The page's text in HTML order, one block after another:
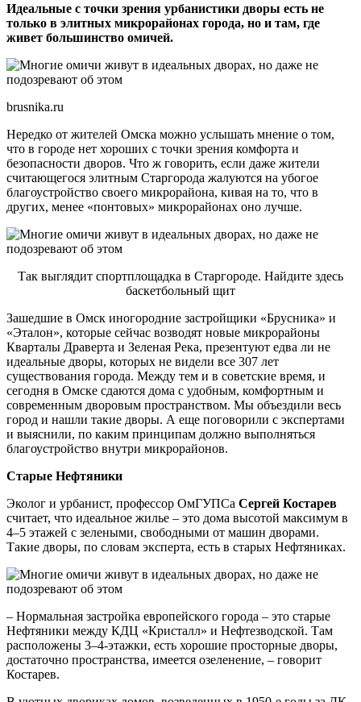
Идеальные с точки зрения урбанистики дворы есть не
только в элитных микрорайонах города, но и там, где
живет большинство омичей.
brusnika.ru
Нередко от жителей Омска можно услышать мнение о том,
что в городе нет хороших с точки зрения комфорта и
безопасности дворов. Что ж говорить, если даже жители
считающегося элитным Старгорода жалуются на убогое
благоустройство своего микрорайона, кивая на то, что в
других, менее «понтовых» микрорайонах оно лучше.
Так выглядит спортплощадка в Старгороде. Найдите здесь
баскетбольный щит
Зашедшие в Омск иногородние застройщики «Брусника» и
«Эталон», которые сейчас возводят новые микрорайоны
Кварталы Драверта и Зеленая Река, презентуют едва ли не
идеальные дворы, которых не видели все 307 лет
существования города. Между тем и в советские время, и
сегодня в Омске сдаются дома с удобным, комфортным и
современным дворовым пространством. Мы объездили весь
город и нашли такие дворы. А еще поговорили с экспертами
и выяснили, по каким принципам должно выполняться
благоустройство внутри микрорайонов.
Старые Нефтяники
Эколог и урбанист, профессор ОмГУПСа Сергей Костарев
считает, что идеальное жилье – это дома высотой максимум в
4–5 этажей с зелеными, свободными от машин дворами.
Такие дворы, по словам эксперта, есть в старых Нефтяниках.
– Нормальная застройка европейского города – это старые
Нефтяники между КДЦ «Кристалл» и Нефтезводской. Там
расположены 3–4-этажки, есть хорошие просторные дворы,
достаточно пространства, имеется озеленение, – говорит
Костарев.